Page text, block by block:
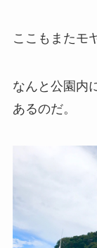
ここもまたモ
なんと公園内
あるのだ。